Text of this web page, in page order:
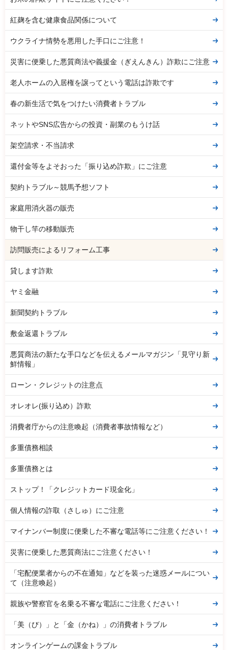
紅麹を含む健康食品関係について
ウクライナ情勢を悪用した手口にご注意！
災害に便乗した悪質商法や義援金（ぎえんきん）詐欺にご注意
老人ホームの入居権を譲ってという電話は詐欺です
春の新生活で気をつけたい消費者トラブル
ネットやSNS広告からの投資・副業のもうけ話
架空請求・不当請求
還付金等をよそおった「振り込め詐欺」にご注意
契約トラブル～競馬予想ソフト
家庭用消火器の販売
物干し竿の移動販売
訪問販売によるリフォーム工事
貸します詐欺
ヤミ金融
新聞契約トラブル
敷金返還トラブル
悪質商法の新たな手口などを伝えるメールマガジン「見守り新
鮮情報」
ローン・クレジットの注意点
オレオレ(振り込め）詐欺
消費者庁からの注意喚起（消費者事故情報など）
多重債務相談
多重債務とは
ストップ！「クレジットカード現金化」
個人情報の詐取（さしゅ）にご注意
マイナンバー制度に便乗した不審な電話等にご注意ください！
災害に便乗した悪質商法にご注意ください！
「宅配便業者からの不在通知」などを装った迷惑メールについ
て（注意喚起）
親族や警察官を名乗る不審な電話にご注意ください！
「美（び）」と「金（かね）」の消費者トラブル
オンラインゲームの課金トラブル